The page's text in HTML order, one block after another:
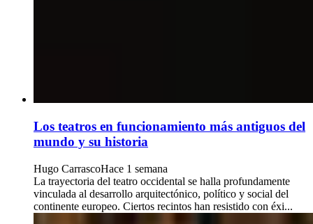
Los teatros en funcionamiento más antiguos del
mundo y su historia
Hugo CarrascoHace 1 semana
La trayectoria del teatro occidental se halla profundamente
vinculada al desarrollo arquitectónico, político y social del
continente europeo. Ciertos recintos han resistido con éxi...